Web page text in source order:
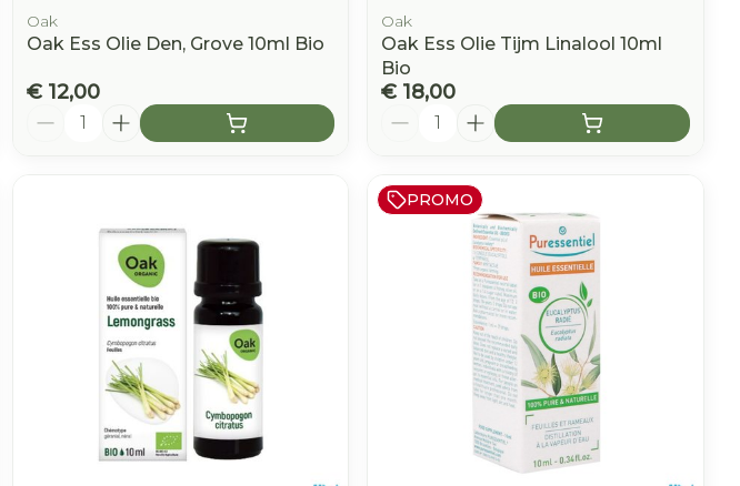
Oak
Oak Ess Olie Den, Grove 10ml Bio
€ 12,00
Aantal
Oak
Oak Ess Olie Tijm Linalool 10ml
Bio
€ 18,00
Aantal
PROMO